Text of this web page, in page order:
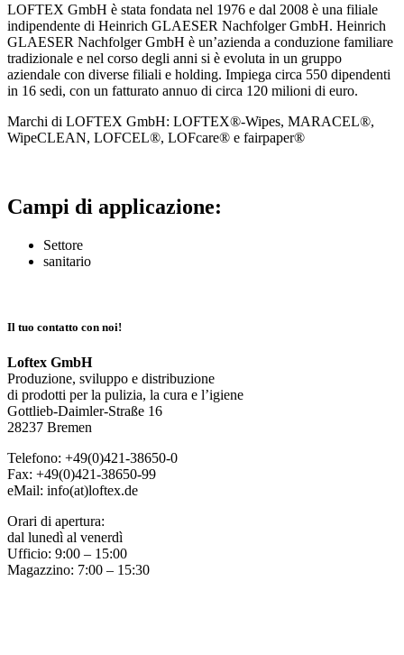
LOFTEX GmbH è stata fondata nel 1976 e dal 2008 è una filiale
indipendente di Heinrich GLAESER Nachfolger GmbH. Heinrich
GLAESER Nachfolger GmbH è un’azienda a conduzione familiare
tradizionale e nel corso degli anni si è evoluta in un gruppo
aziendale con diverse filiali e holding. Impiega circa 550 dipendenti
in 16 sedi, con un fatturato annuo di circa 120 milioni di euro.
Marchi di LOFTEX GmbH: LOFTEX®-Wipes, MARACEL®,
WipeCLEAN, LOFCEL®, LOFcare® e fairpaper®
Campi di applicazione:
Settore
sanitario
Il tuo contatto con noi!
Loftex GmbH
Produzione, sviluppo e distribuzione
di prodotti per la pulizia, la cura e l’igiene
Gottlieb-Daimler-Straße 16
28237 Bremen
Telefono: +49(0)421-38650-0
Fax: +49(0)421-38650-99
eMail: info(at)loftex.de
Orari di apertura:
dal lunedì al venerdì
Ufficio: 9:00 – 15:00
Magazzino: 7:00 – 15:30